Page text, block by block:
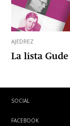
AJEDREZ
La lista Gude
SOCIAL
FACEBOOK